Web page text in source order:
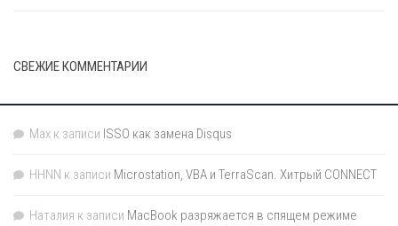
СВЕЖИЕ КОММЕНТАРИИ
Max к записи ISSO как замена Disqus
HHNN к записи Microstation, VBA и TerraScan. Хитрый CONNECT
Наталия к записи MacBook разряжается в спящем режиме